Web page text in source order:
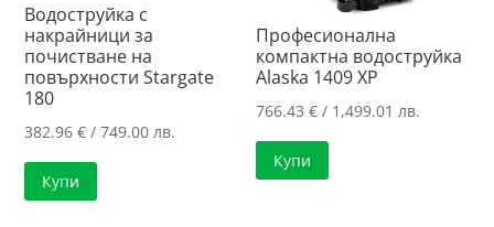
Водоструйка с
накрайници за
почистване на
повърхности Stargate
180
382.96€ / 749.00 лв.
Купи
Професионална
компактна водоструйка
Alaska 1409 XP
766.43€ / 1,499.01 лв.
Купи